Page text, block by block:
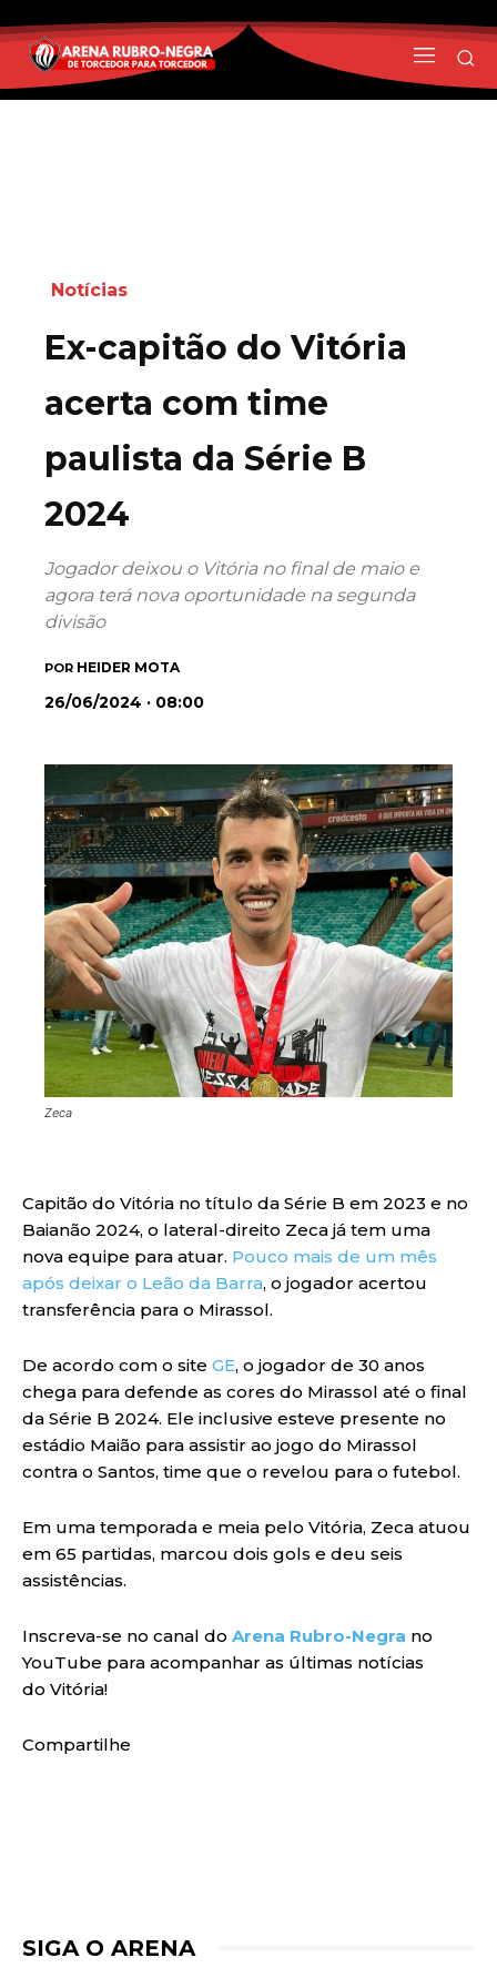
Notícias
Ex-capitão do Vitória
acerta com time
paulista da Série B
2024
Jogador deixou o Vitória no final de maio e
agora terá nova oportunidade na segunda
divisão
POR HEIDER MOTA
26/06/2024 · 08:00
Zeca
Capitão do Vitória no título da Série B em 2023 e no
Baianão 2024, o lateral-direito Zeca já tem uma
nova equipe para atuar. Pouco mais de um mês
após deixar o Leão da Barra, o jogador acertou
transferência para o Mirassol.
De acordo com o site GE, o jogador de 30 anos
chega para defende as cores do Mirassol até o final
da Série B 2024. Ele inclusive esteve presente no
estádio Maião para assistir ao jogo do Mirassol
contra o Santos, time que o revelou para o futebol.
Em uma temporada e meia pelo Vitória, Zeca atuou
em 65 partidas, marcou dois gols e deu seis
assistências.
Inscreva-se no canal do Arena Rubro-Negra no
YouTube para acompanhar as últimas notícias
do Vitória!
Compartilhe
SIGA O ARENA